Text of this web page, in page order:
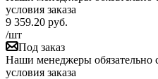
условия заказа
9 359.20 руб.
/шт
Под заказ
Наши менеджеры обязательно
условия заказа